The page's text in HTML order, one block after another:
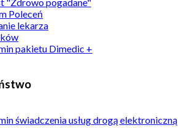
"Zdrowo pogadane"
Poleceń
lekarza
pakietu Dimedic +
świadczenia usług drogą elektroniczną